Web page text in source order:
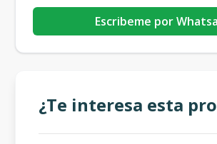
Escribeme por
¿Te interesa esta